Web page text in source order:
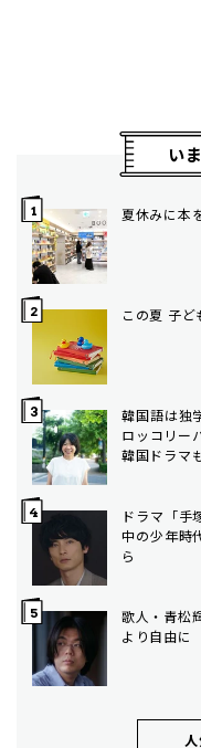
い
夏休みに本
この夏 子ど
韓国語は独
ロッコリー
韓国ドラマ
ドラマ「
中の少年時
ら
歌人・青松
より自由に